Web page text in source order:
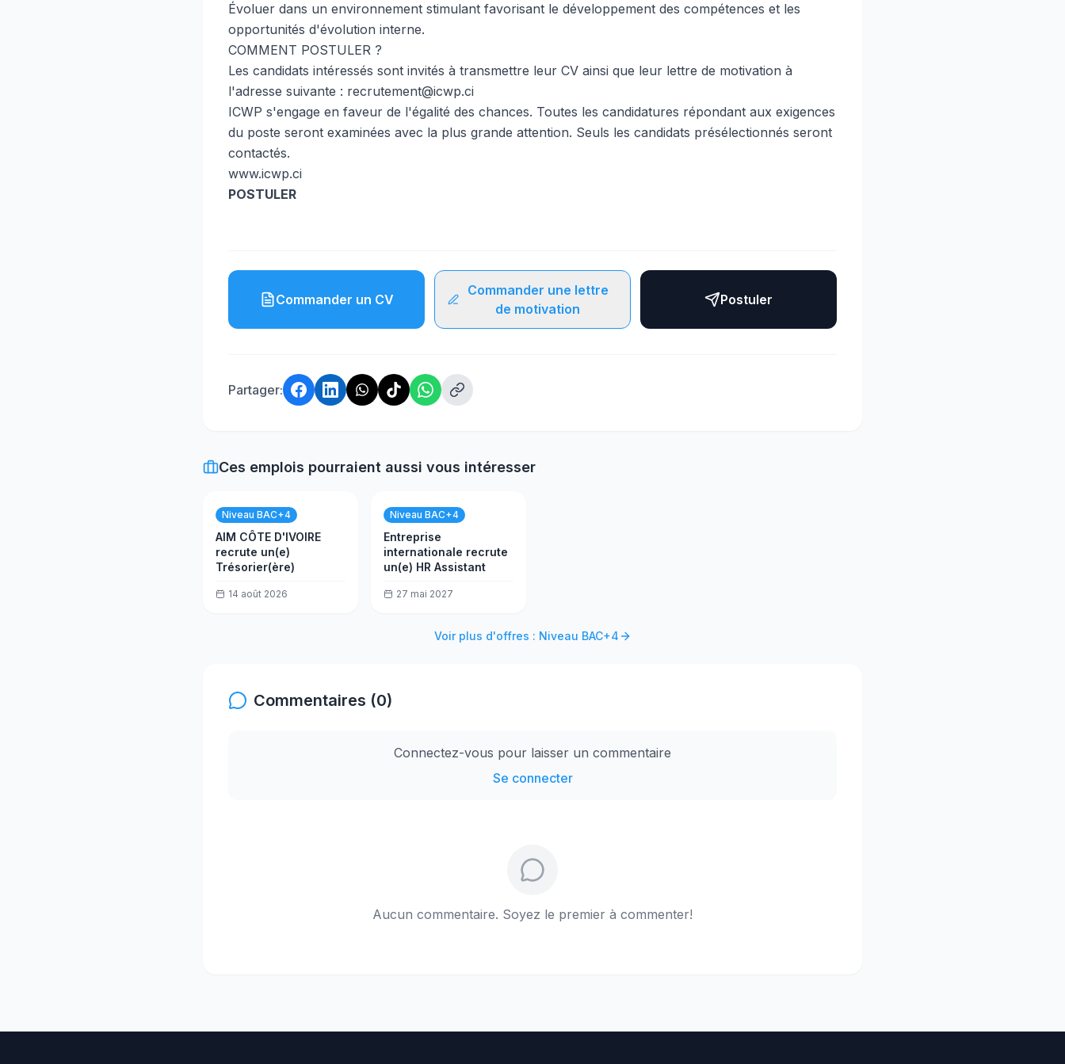
Évoluer dans un environnement stimulant favorisant le développement des compétences et les
opportunités d'évolution interne.
COMMENT POSTULER ?
Les candidats intéressés sont invités à transmettre leur CV ainsi que leur lettre de motivation à
l'adresse suivante : recrutement@icwp.ci
ICWP s'engage en faveur de l'égalité des chances. Toutes les candidatures répondant aux exigences
du poste seront examinées avec la plus grande attention. Seuls les candidats présélectionnés seront
contactés.
www.icwp.ci
POSTULER
Commander un CV
Commander une lettre
de motivation
Postuler
Partager:
Ces emplois pourraient aussi vous intéresser
Niveau BAC+4
AIM CÔTE D'IVOIRE
recrute un(e)
Trésorier(ère)
14 août 2026
Niveau BAC+4
Entreprise
internationale recrute
un(e) HR Assistant
27 mai 2027
Voir plus d'offres : Niveau BAC+4
Commentaires (0)
Connectez-vous pour laisser un commentaire
Se connecter
Aucun commentaire. Soyez le premier à commenter!